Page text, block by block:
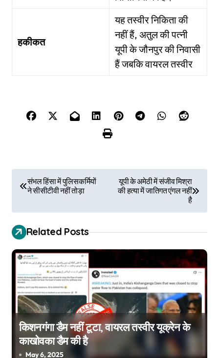
हकीकत
यह तस्वीर निकिता की
नहीं हैं, अतुल की पत्नी
यूपी के जौनपुर की निवासी
हैं जबकि वायरल तस्वीर
s
t
n
a
v
i
g
संभल हिंसा में पुलिसकर्मियों
ने सीसीटीवी नहीं तोड़ा
यूपी के अमेठी में संजीव मिश्रा
की हत्या में जातिगत एंगल नहीं
है
Related Posts
किशनगंगा डैम नहीं टूटा, वायरल तस्वीर यूक्रेन के
काखोवका डैम की है
May 6, 2025